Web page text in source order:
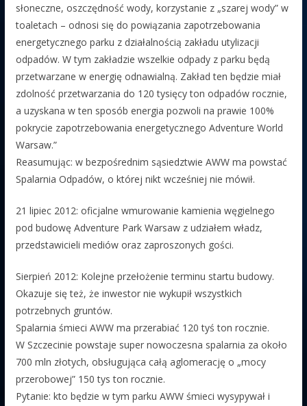
słoneczne, oszczędność wody, korzystanie z „szarej wody” w
toaletach – odnosi się do powiązania zapotrzebowania
energetycznego parku z działalnością zakładu utylizacji
odpadów. W tym zakładzie wszelkie odpady z parku będą
przetwarzane w energię odnawialną. Zakład ten będzie miał
zdolność przetwarzania do 120 tysięcy ton odpadów rocznie,
a uzyskana w ten sposób energia pozwoli na prawie 100%
pokrycie zapotrzebowania energetycznego Adventure World
Warsaw.”
Reasumując: w bezpośrednim sąsiedztwie AWW ma powstać
Spalarnia Odpadów, o której nikt wcześniej nie mówił.
21 lipiec 2012: oficjalne wmurowanie kamienia węgielnego
pod budowę Adventure Park Warsaw z udziałem władz,
przedstawicieli mediów oraz zaproszonych gości.
Sierpień 2012: Kolejne przełożenie terminu startu budowy.
Okazuje się też, że inwestor nie wykupił wszystkich
potrzebnych gruntów.
Spalarnia śmieci AWW ma przerabiać 120 tyś ton rocznie.
W Szczecinie powstaje super nowoczesna spalarnia za około
700 mln złotych, obsługująca całą aglomerację o „mocy
przerobowej” 150 tys ton rocznie.
Pytanie: kto będzie w tym parku AWW śmieci wysypywał i